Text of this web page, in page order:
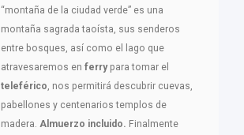
“montaña de la ciudad verde” es una
montaña sagrada taoísta, sus senderos
entre bosques, así como el lago que
atravesaremos en ferrypara tomar el
teleférico , nos permitirá descubrir cuevas,
pabellones y centenarios templos de
madera. Almuerzo incluido. Finalmente